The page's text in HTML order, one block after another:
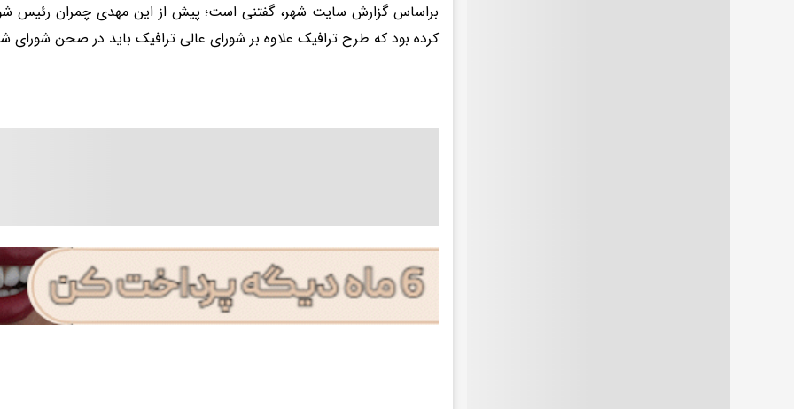
براساس گزارش سایت شهر، گفتنی است؛ پیش از این مهدی چمران رئیس
کرده بود که طرح ترافیک علاوه بر شورای عالی ترافیک باید در صحن شورای